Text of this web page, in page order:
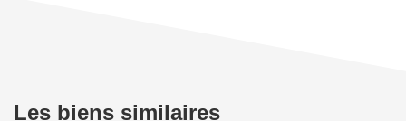
Les biens similaires